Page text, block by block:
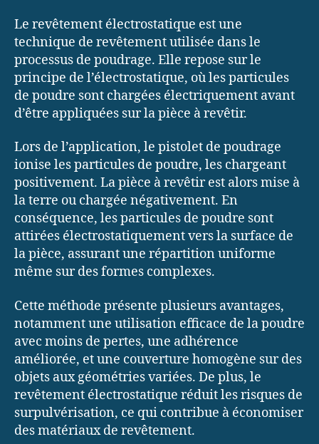
Le revêtement électrostatique est une
technique de revêtement utilisée dans le
processus de poudrage. Elle repose sur le
principe de l’électrostatique, où les particules
de poudre sont chargées électriquement avant
d’être appliquées sur la pièce à revêtir.
Lors de l’application, le pistolet de poudrage
ionise les particules de poudre, les chargeant
positivement. La pièce à revêtir est alors mise à
la terre ou chargée négativement. En
conséquence, les particules de poudre sont
attirées électrostatiquement vers la surface de
la pièce, assurant une répartition uniforme
même sur des formes complexes.
Cette méthode présente plusieurs avantages,
notamment une utilisation efficace de la poudre
avec moins de pertes, une adhérence
améliorée, et une couverture homogène sur des
objets aux géométries variées. De plus, le
revêtement électrostatique réduit les risques de
surpulvérisation, ce qui contribue à économiser
des matériaux de revêtement.